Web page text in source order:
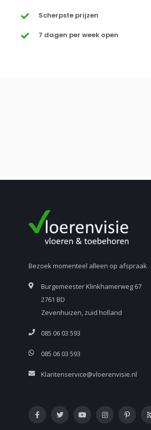
Scherpste prijzen
7 dagen per week open
Bezoek momenteel alleen op afspraak
Burgemeester Klinkhamerweg 67
2761 BD
Zevenhuizen, zuid holland
085 06 03 593
085 06 03 593
Klantenservice@vloerenvisie.nl